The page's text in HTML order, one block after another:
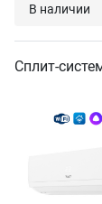
В наличии
Сплит-